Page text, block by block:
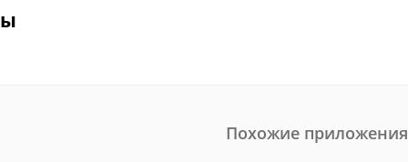
Похожие приложения